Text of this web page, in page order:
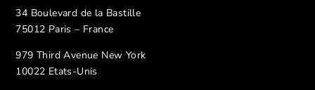
34 Boulevard de la Bastille
75012 Paris – France
979 Third Avenue New York
10022 Etats-Unis